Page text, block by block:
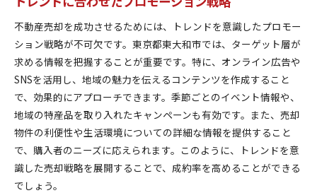
不動産売却を成功させるためには、トレンドを意識したプロモー
ション戦略が不可欠です。東京都東大和市では、ターゲット層が
求める情報を把握することが重要です。特に、オンライン広告や
SNSを活用し、地域の魅力を伝えるコンテンツを作成すること
で、効果的にアプローチできます。季節ごとのイベント情報や、
地域の特産品を取り入れたキャンペーンも有効です。また、売却
物件の利便性や生活環境についての詳細な情報を提供すること
で、購入者のニーズに応えられます。このように、トレンドを意
識した売却戦略を展開することで、成約率を高めることができる
でしょう。